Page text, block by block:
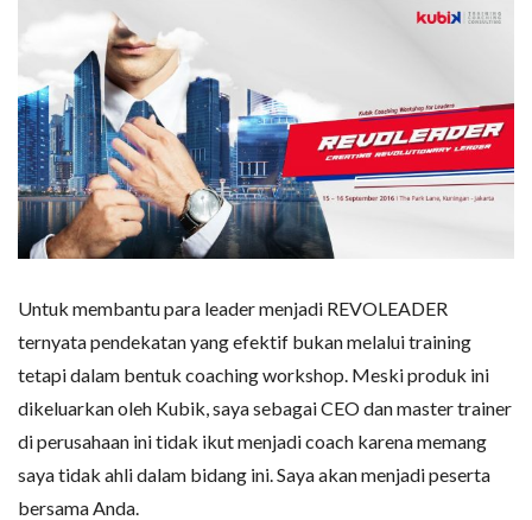
Untuk membantu para leader menjadi REVOLEADER
ternyata pendekatan yang efektif bukan melalui training
tetapi dalam bentuk coaching workshop. Meski produk ini
dikeluarkan oleh Kubik, saya sebagai CEO dan master trainer
di perusahaan ini tidak ikut menjadi coach karena memang
saya tidak ahli dalam bidang ini. Saya akan menjadi peserta
bersama Anda.